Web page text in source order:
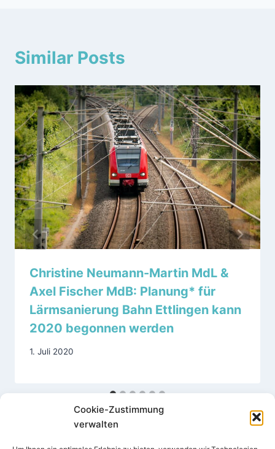
Cookie-Zustimmung
verwalten
Similar Posts
Christine Neumann-Martin MdL &
Axel Fischer MdB: Planung* für
Lärmsanierung Bahn Ettlingen kann
2020 begonnen werden
1. Juli 2020